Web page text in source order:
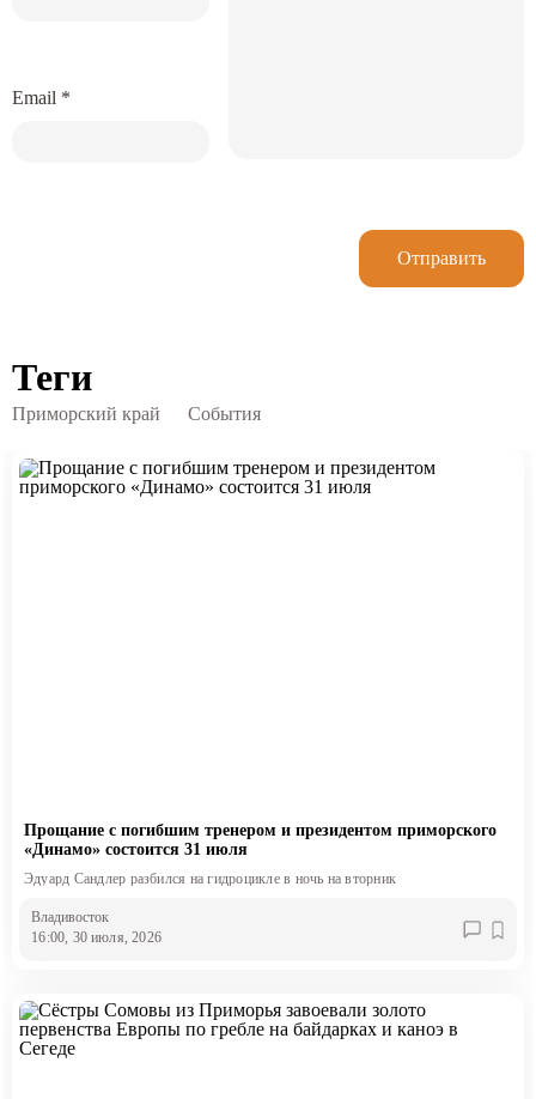
Email *
Отправить
Теги
Приморский край События
Прощание с погибшим тренером и президентом приморского
«Динамо» состоится 31 июля
Эдуард Сандлер разбился на гидроцикле в ночь на вторник
Владивосток
16:00, 30 июля, 2026